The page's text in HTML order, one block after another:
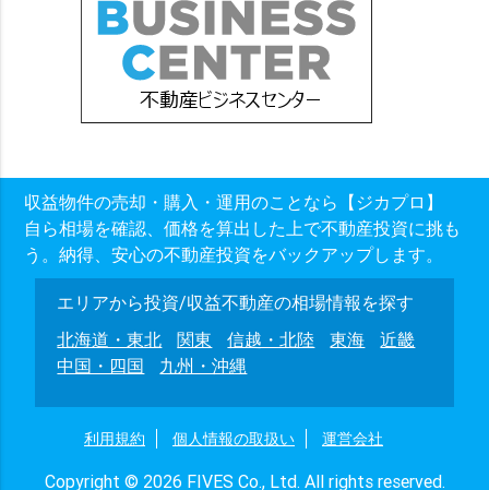
収益物件の売却・購入・運用のことなら【ジカプロ】
自ら相場を確認、価格を算出した上で不動産投資に挑も
う。納得、安心の不動産投資をバックアップします。
エリアから投資/収益不動産の相場情報を探す
北海道・東北
関東 信越・北陸 東海
近畿
中国・四国
九州・沖縄
利用規約 個人情報の取扱い 運営会社
Copyright © 2026 FIVES Co., Ltd. All rights reserved.